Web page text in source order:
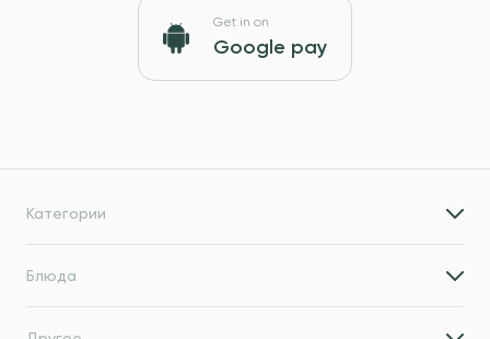
Get in on
Google pay
Категории
Блюда